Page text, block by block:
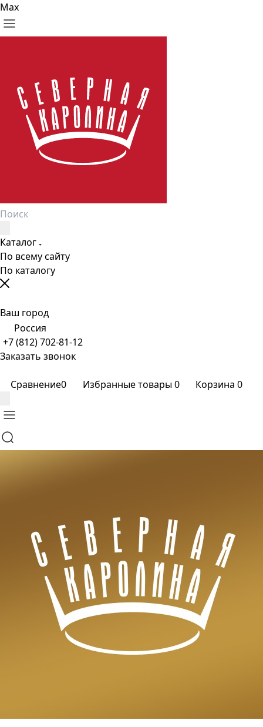
Max
Каталог
По всему сайту
По каталогу
Ваш город
Россия
+7 (812) 702-81-12
Заказать звонок
Сравнение0 Избранные товары0 Корзина 0